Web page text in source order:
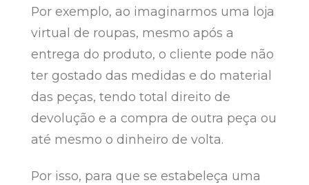
Por exemplo, ao imaginarmos uma loja
virtual de roupas, mesmo após a
entrega do produto, o cliente pode não
ter gostado das medidas e do material
das peças, tendo total direito de
devolução e a compra de outra peça ou
até mesmo o dinheiro de volta.
Por isso, para que se estabeleça uma